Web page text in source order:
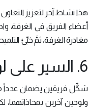
هذا نشاط آخر لتعزيز
أعضاء الفريق في الغرفة،
مغادرة الغرفة، ثمَّ خبِّئ التلميحات والمفتاح
6. السير على لوح خشبي:
ولوحين آخرين